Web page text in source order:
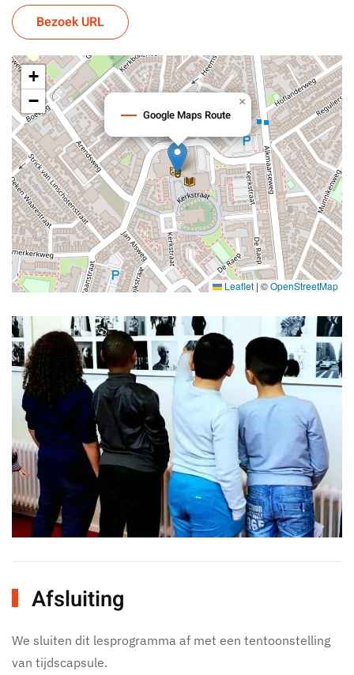
Bezoek URL
Google Maps Route
×
+
−
Leaflet | ©OpenStreetMap
Afsluiting
We sluiten dit lesprogramma af met een tentoonstelling
van tijdscapsule.